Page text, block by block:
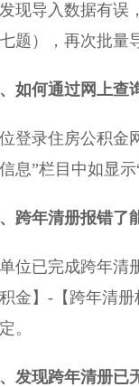
导入数据有误，
七题），再次批量
、如何通过网上查
录住房公积金网
息”栏目中如显示
、跨年清册报错了
已完成跨年清册
金】-【跨年清
。
、发现跨年清册已